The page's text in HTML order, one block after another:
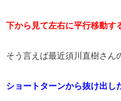
下から見て左右に平行移動す
そう言えば最近須川直樹さん
ショートターンから抜け出し